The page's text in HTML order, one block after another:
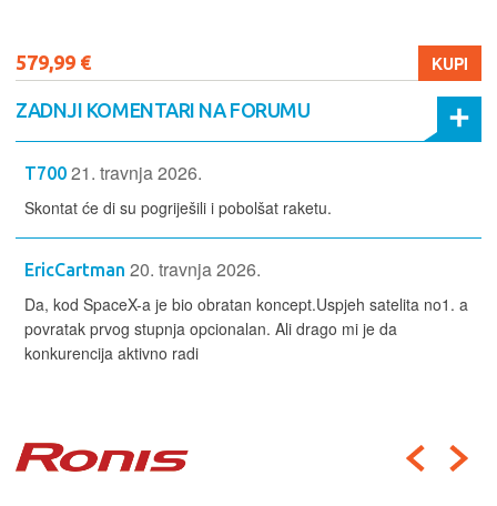
579,99 € KUPI
ZADNJI KOMENTARI NA FORUMU
T700 21. travnja 2026.
Skontat će di su pogriješili i pobolšat raketu.
EricCartman 20. travnja 2026.
Da, kod SpaceX-a je bio obratan koncept.Uspjeh satelita no1. a
povratak prvog stupnja opcionalan. Ali drago mi je da
konkurencija aktivno radi